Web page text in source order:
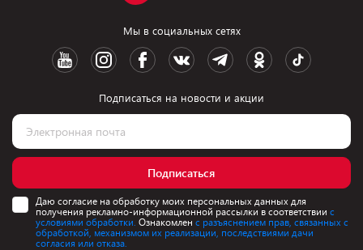
Мы в социальных сетях
Подписаться на новости и акции
Подписаться
Даю согласие на обработку моих персональных данных для
получения рекламно-информационной рассылки в соответствии с
условиями обработки. Ознакомлен с разъяснением прав, связанных с
обработкой, механизмом их реализации, последствиями дачи
согласия или отказа.